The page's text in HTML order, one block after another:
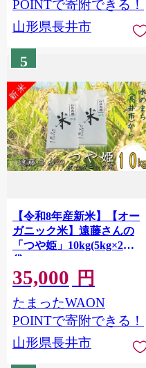
POINTで寄附できる！
山形県長井市
5
【令和8年産新米】【オー
ガニック米】遠藤さんの
「つや姫」10kg(5kg×2
袋)_A134(R8)
35,000 円
たまったWAON
POINTで寄附できる！
山形県長井市